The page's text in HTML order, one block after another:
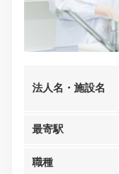
法人名・施設名
最寄駅
職種